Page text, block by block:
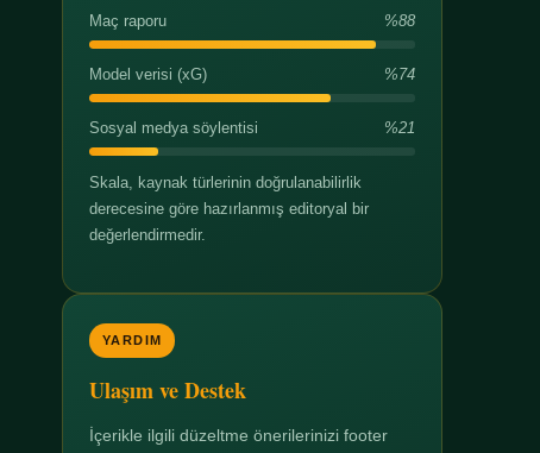
Maç raporu %88
Model verisi (xG) %74
Sosyal medya söylentisi %21
Skala, kaynak türlerinin doğrulanabilirlik
derecesine göre hazırlanmış editoryal bir
değerlendirmedir.
YARDIM
Ulaşım ve Destek
İçerikle ilgili düzeltme önerilerinizi footer